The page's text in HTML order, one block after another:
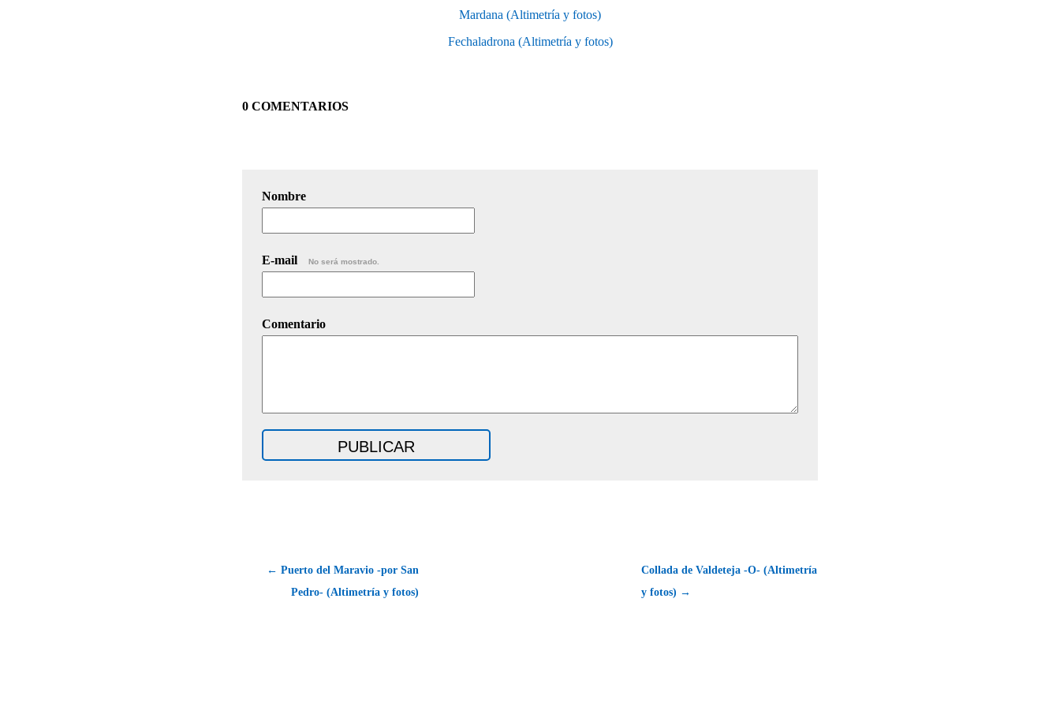
Mardana (Altimetría y fotos)
Fechaladrona (Altimetría y fotos)
0 COMENTARIOS
Nombre
E-mail No será mostrado.
Comentario
← Puerto del Maravio -por San
Pedro- (Altimetría y fotos)
Collada de Valdeteja -O- (Altimetría
y fotos) →